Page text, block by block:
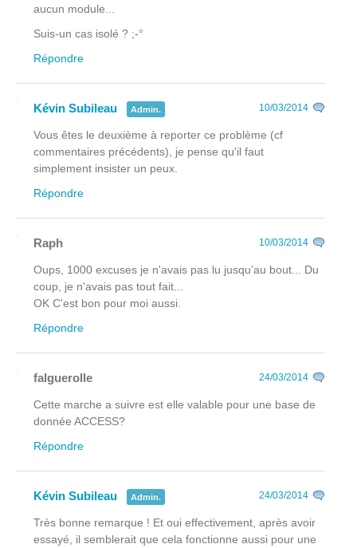
aucun module...
Suis-un cas isolé ? ;-°
Répondre
Kévin Subileau Admin. 10/03/2014
Vous êtes le deuxième à reporter ce problème (cf
commentaires précédents), je pense qu'il faut
simplement insister un peux.
Répondre
Raph 10/03/2014
Oups, 1000 excuses je n'avais pas lu jusqu’au bout... Du
coup, je n'avais pas tout fait...
OK C'est bon pour moi aussi.
Répondre
falguerolle 24/03/2014
Cette marche a suivre est elle valable pour une base de
donnée ACCESS?
Répondre
Kévin Subileau Admin. 24/03/2014
Très bonne remarque ! Et oui effectivement, après avoir
essayé, il semblerait que cela fonctionne aussi pour une